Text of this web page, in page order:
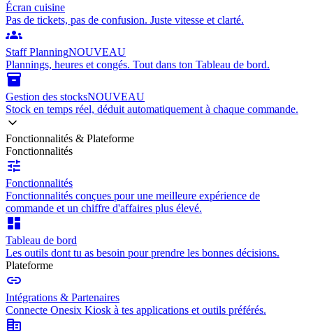
Écran cuisine
Pas de tickets, pas de confusion. Juste vitesse et clarté.
groups
Staff PlanningNOUVEAU
Plannings, heures et congés. Tout dans ton Tableau de bord.
inventory_2
Gestion des stocksNOUVEAU
Stock en temps réel, déduit automatiquement à chaque commande.
Fonctionnalités & Plateforme
Fonctionnalités
tune
Fonctionnalités
Fonctionnalités conçues pour une meilleure expérience de
commande et un chiffre d'affaires plus élevé.
dashboard
Tableau de bord
Les outils dont tu as besoin pour prendre les bonnes décisions.
Plateforme
link
Intégrations & Partenaires
Connecte Onesix Kiosk à tes applications et outils préférés.
corporate_fare